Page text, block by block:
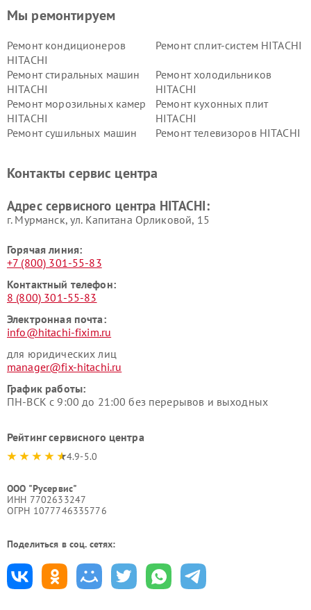
Мы ремонтируем
Ремонт кондиционеров
HITACHI
Ремонт сплит-систем HITACHI
Ремонт стиральных машин
HITACHI
Ремонт холодильников
HITACHI
Ремонт морозильных камер
HITACHI
Ремонт кухонных плит
HITACHI
Ремонт сушильных машин
Ремонт телевизоров HITACHI
данных HITACHI
HITACHI
HITACHI
HITACHI
Контакты сервис центра
Адрес сервисного центра HITACHI:
г. Мурманск, ул. Капитана Орликовой, 15
Горячая линия:
+7 (800) 301-55-83
Контактный телефон:
8 (800) 301-55-83
Электронная почта:
info@hitachi-fixim.ru
для юридических лиц
manager@fix-hitachi.ru
График работы:
ПН-ВСК с 9:00 до 21:00 без перерывов и выходных
Рейтинг сервисного центра
4.9-5.0
ООО "Русервис"
ИНН 7702633247
ОГРН 1077746335776
Поделиться в соц. сетях: